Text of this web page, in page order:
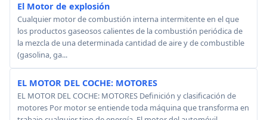
El Motor de explosión
Cualquier motor de combustión interna intermitente en el que
los productos gaseosos calientes de la combustión periódica de
la mezcla de una determinada cantidad de aire y de combustible
(gasolina, ga...
EL MOTOR DEL COCHE: MOTORES
EL MOTOR DEL COCHE: MOTORES Definición y clasificación de
motores Por motor se entiende toda máquina que transforma en